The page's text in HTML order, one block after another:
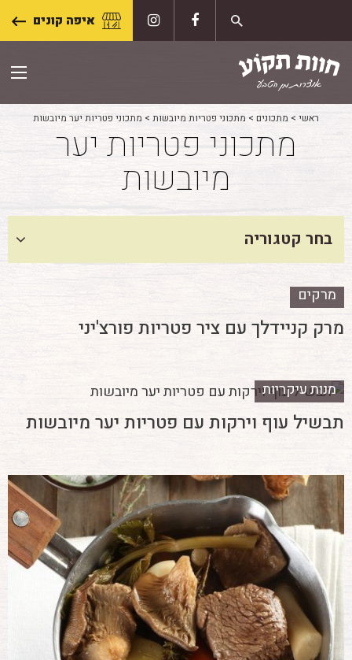
content
איפה קונים
ראשי > מתכונים > מתכוני פטריות מיובשות > מתכוני פטריות יער מיובשות
מתכוני פטריות יער
מיובשות
בחר קטגוריה
מרקים
מרק קניידלך עם ציר פטריות פורצ'יני
מנות עיקריות
תבשיל עוף וירקות עם פטריות יער מיובשות